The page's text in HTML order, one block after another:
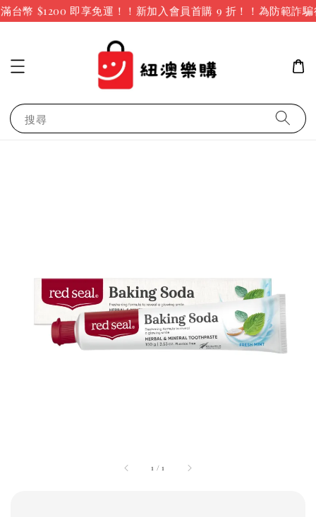
台幣 $1200 即享免運！！新加入會員首購 9 折！！ 為防範詐
搜尋
1 /1